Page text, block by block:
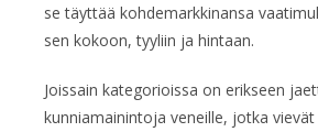
se täyttää kohdemarkkinansa
sen kokoon, tyyliin ja hintaan.
Joissain kategorioissa on erikseen
kunniamainintoja veneille, jotka